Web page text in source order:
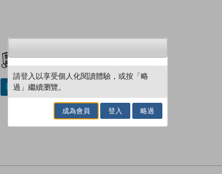
加入／閱讀電子書
請登入以享受個人化閱讀體驗，或按「略
過」繼續瀏覽。
成為會員 登入 略過